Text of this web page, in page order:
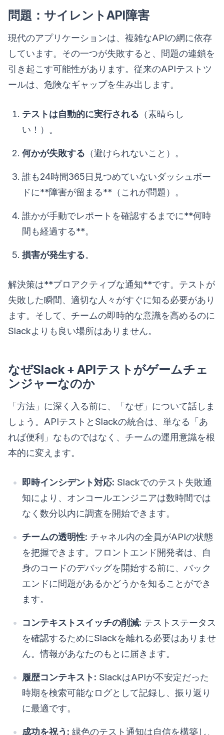
問題：サイレントAPI障害
現代のアプリケーションは、複雑なAPIの網に依存
しています。その一つが失敗すると、問題の連鎖を
引き起こす可能性があります。従来のAPIテストツ
ールは、危険なギャップを生み出します。
テストは自動的に実行される （素晴らし
い！）。
何かが失敗する （避けられないこと）。
誰も24時間365日見つめていないダッシュボー
ドに**障害が留まる**（これが問題）。
誰かが手動でレポートを確認するまでに**何時
間も経過する**。
損害が発生する。
解決策は**プロアクティブな通知**です。テストが
失敗した瞬間、適切な人々がすぐに知る必要があり
ます。そして、チームの即時的な意識を高めるのに
Slackよりも良い場所はありません。
なぜSlack + APIテストがゲームチェ
ンジャーなのか
「方法」に深く入る前に、「なぜ」について話しま
しょう。APIテストとSlackの統合は、単なる「あ
れば便利」なものではなく、チームの運用意識を根
本的に変えます。
即時インシデント対応: Slackでのテスト失敗通
知により、オンコールエンジニアは数時間では
なく数分以内に調査を開始できます。
チームの透明性: チャネル内の全員がAPIの状態
を把握できます。フロントエンド開発者は、自
身のコードのデバッグを開始する前に、バック
エンドに問題があるかどうかを知ることができ
ます。
コンテキストスイッチの削減: テストステータス
を確認するためにSlackを離れる必要はありませ
ん。情報があなたのもとに届きます。
履歴コンテキスト: SlackはAPIが不安定だった
時期を検索可能なログとして記録し、振り返り
に最適です。
成功を祝う: 緑色のテスト通知は自信を構築し、